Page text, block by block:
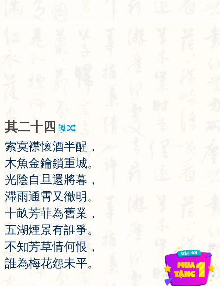
其二十 四
索寞襟懷酒半醒 ，
木魚金鑰鎖重城。
光陰自 旦還將暮 ，
滯雨通霄又徹明 。
十畝芳菲為舊業 ，
五湖煙景有誰爭。
不知芳草情何恨 ，
誰為梅花怨未平。